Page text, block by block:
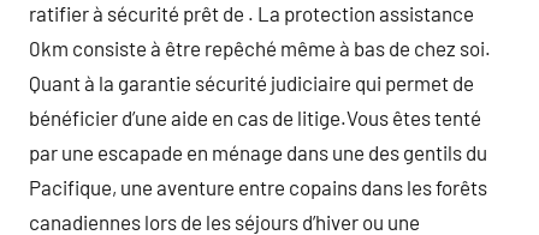
ratifier à sécurité prêt de . La protection assistance
0km consiste à être repêché même à bas de chez soi.
Quant à la garantie sécurité judiciaire qui permet de
bénéficier d’une aide en cas de litige.Vous êtes tenté
par une escapade en ménage dans une des gentils du
Pacifique, une aventure entre copains dans les forêts
canadiennes lors de les séjours d’hiver ou une